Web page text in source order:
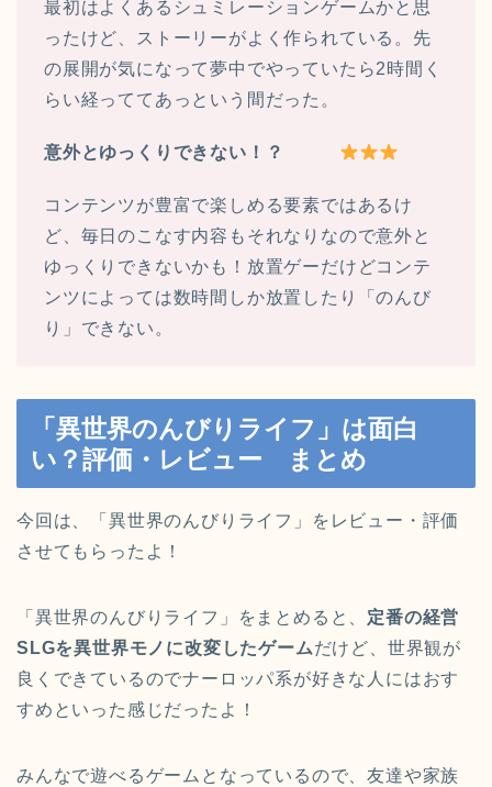
最初はよくあるシュミレーションゲームかと思
ったけど、ストーリーがよく作られている。先
の展開が気になって夢中でやっていたら2時間く
らい経っててあっという間だった。
意外とゆっくりできない！？
コンテンツが豊富で楽しめる要素ではあるけ
ど、毎日のこなす内容もそれなりなので意外と
ゆっくりできないかも！放置ゲーだけどコンテ
ンツによっては数時間しか放置したり「のんび
り」できない。
「異世界のんびりライフ」は面白
い？評価・レビュー まとめ
今回は、「異世界のんびりライフ」をレビュー・評価
させてもらったよ！
「異世界のんびりライフ」をまとめると、 定番の経営
SLGを異世界モノに改変したゲームだけど、世界観が
良くできているのでナーロッパ系が好きな人にはおす
すめといった感じだったよ！
みんなで遊べるゲームとなっているので、友達や家族